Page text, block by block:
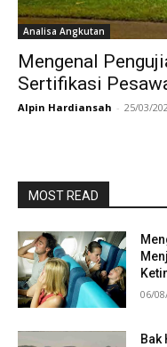
Analisa Angkutan
Mengenal
Sertifikasi
Alpin Hardiansah - 25/03/
MOST READ
06/
Bak